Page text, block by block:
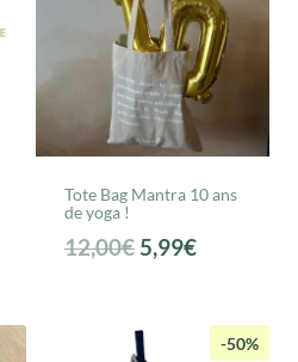
Tote Bag Mantra 10 ans
de yoga !
12,00€ Le
était :
5,99€Le
est :-50%